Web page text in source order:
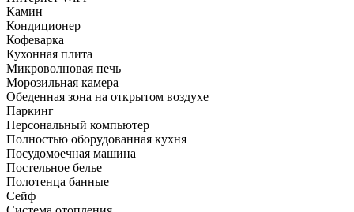
Камин
Кондиционер
Кофеварка
Кухонная плита
Микроволновая печь
Морозильная камера
Обеденная зона на открытом воздухе
Паркинг
Персональный компьютер
Полностью оборудованная кухня
Посудомоечная машина
Постельное белье
Полотенца банные
Сейф